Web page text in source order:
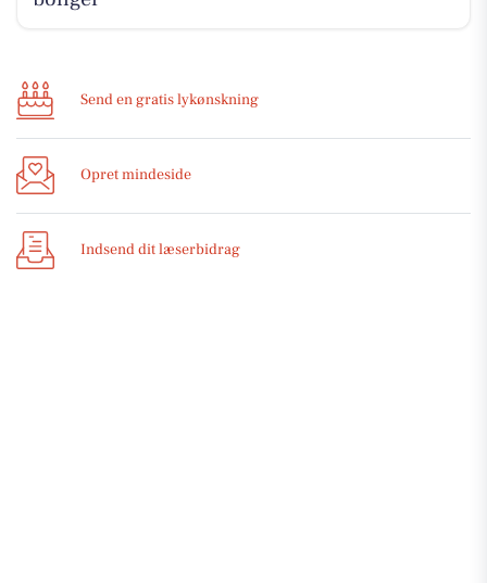
Send en gratis lykønskning
Opret mindeside
Indsend dit læserbidrag